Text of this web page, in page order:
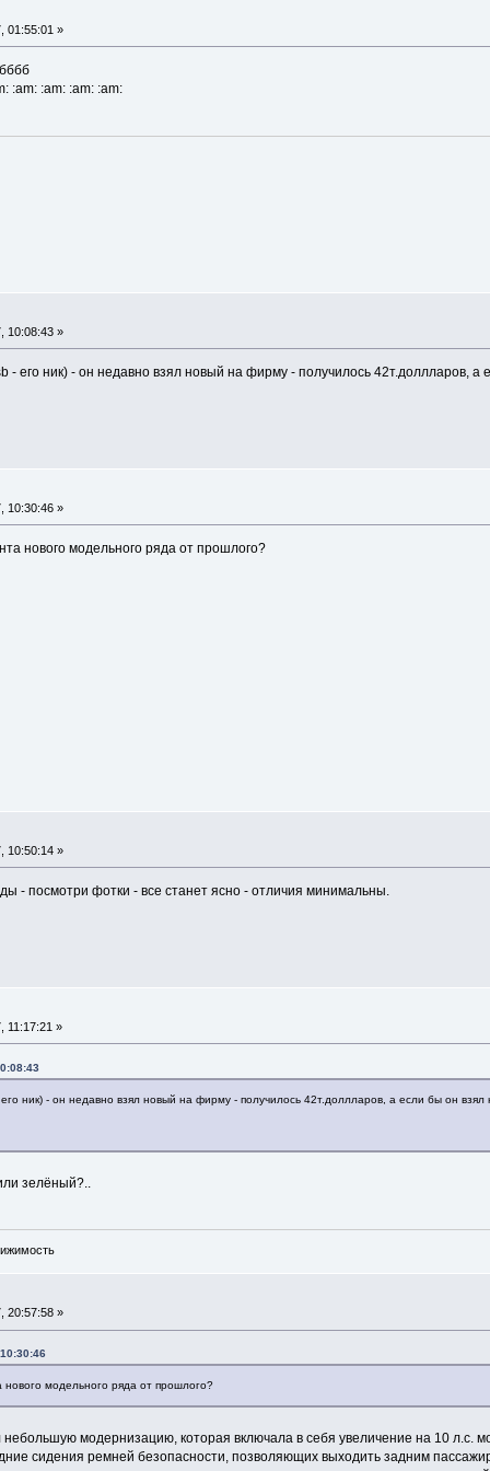
01:55:01 »
:am:
10:08:43 »
- его ник) - он недавно взял новый на фирму - получилось 42т.доллларов,
10:30:46 »
нового модельного ряда от прошлого?
10:50:14 »
- посмотри фотки - все станет ясно - отличия минимальны.
11:17:21 »
ник) - он недавно взял новый на фирму - получилось 42т.доллларов, а если бы он
зелёный?..
20:57:58 »
нового модельного ряда от прошлого?
модернизацию, которая включала в себя увеличение на 10 л.с.
сидения ремней безопасности, позволяющих выходить задним